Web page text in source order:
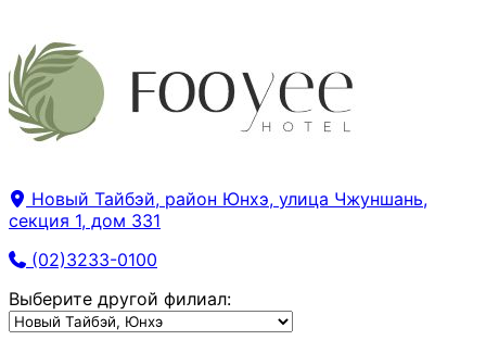
Новый Тайбэй, район Юнхэ, улица Чжуншань,
секция 1, дом 331
(02)3233-0100
Выберите другой филиал: